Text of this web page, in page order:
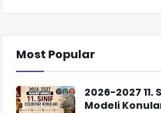
Most Popular
2026-2027 11.
Modeli